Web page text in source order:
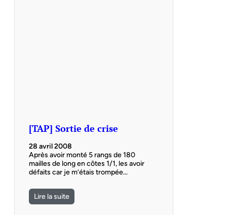
[TAP] Sortie de crise
28 avril 2008
Après avoir monté 5 rangs de 180
mailles de long en côtes 1/1, les avoir
défaits car je m’étais trompée…
Lire la suite